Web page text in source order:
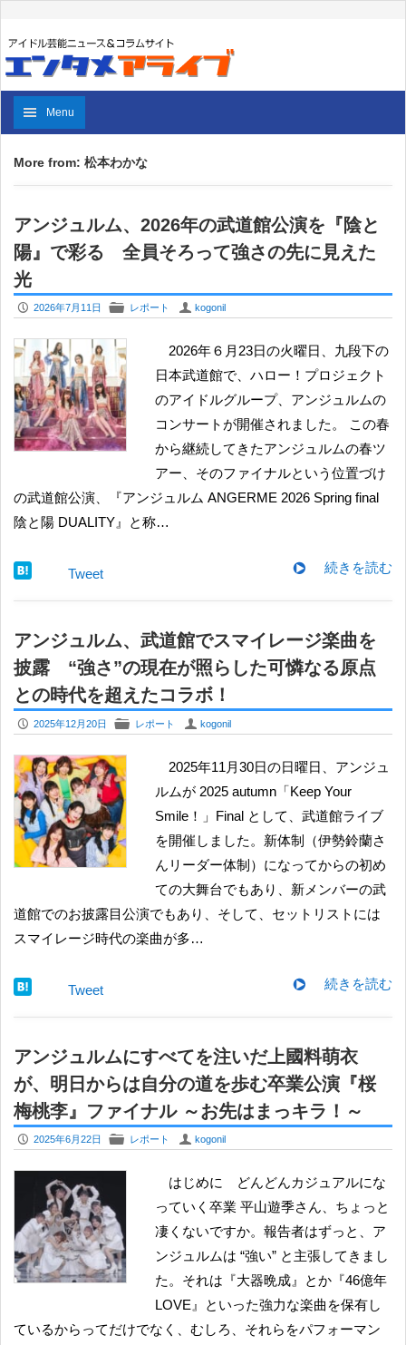
Menu
More from: 松本わかな
アンジュルム、2026年の武道館公演を『陰と
陽』で彩る 全員そろって強さの先に見えた
光
P 2026年7月11日 F レポート U kogonil
2026年６月23日の火曜日、九段下の
日本武道館で、ハロー！プロジェクト
のアイドルグループ、アンジュルムの
コンサートが開催されました。 この春
から継続してきたアンジュルムの春ツ
アー、そのファイナルという位置づけ
の武道館公演、『アンジュルム ANGERME 2026 Spring final
陰と陽 DUALITY』と称…
続きを読む
Tweet
アンジュルム、武道館でスマイレージ楽曲を
披露 “強さ”の現在が照らした可憐なる原点
との時代を超えたコラボ！
P 2025年12月20日 F レポート U kogonil
2025年11月30日の日曜日、アンジュ
ルムが 2025 autumn「Keep Your
Smile！」Final として、武道館ライブ
を開催しました。新体制（伊勢鈴蘭さ
んリーダー体制）になってからの初め
ての大舞台でもあり、新メンバーの武
道館でのお披露目公演でもあり、そして、セットリストには
スマイレージ時代の楽曲が多…
続きを読む
Tweet
アンジュルムにすべてを注いだ上國料萌衣
が、明日からは自分の道を歩む卒業公演『桜
梅桃李』ファイナル ～お先はまっキラ！～
P 2025年6月22日 F レポート U kogonil
はじめに どんどんカジュアルにな
っていく卒業 平山遊季さん、ちょっと
凄くないですか。報告者はずっと、ア
ンジュルムは “強い” と主張してきまし
た。それは『大器晩成』とか『46億年
LOVE』といった強力な楽曲を保有し
ているからってだけでなく、むしろ、それらをパフォーマン